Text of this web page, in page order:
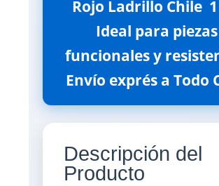
Rojo Ladrillo Chile  1
Ideal para piezas
funcionales y
Envío exprés a Todo
Descripción del
Producto